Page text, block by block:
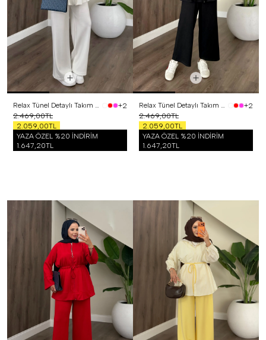
Relax Tünel Detaylı Takım Beyaz
+2
2.469,00TL
2.059,00TL
YAZA ÖZEL %20 İNDİRİM
1.647,20TL
Relax Tünel Detaylı Takım Siyah
+2
2.469,00TL
2.059,00TL
YAZA ÖZEL %20 İNDİRİM
1.647,20TL